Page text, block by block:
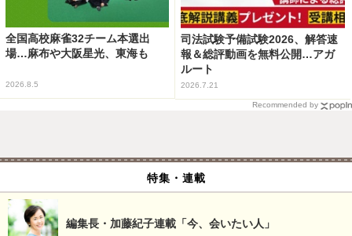
全国高校麻雀32チーム本選出
場…麻布や大阪星光、東海も
2026.8.5
司法試験予備試験2026、解答速
報＆総評動画を無料公開…アガ
ルート
2026.7.21
Recommended by
特集・連載
編集長・加藤紀子連載「今、会いたい人」